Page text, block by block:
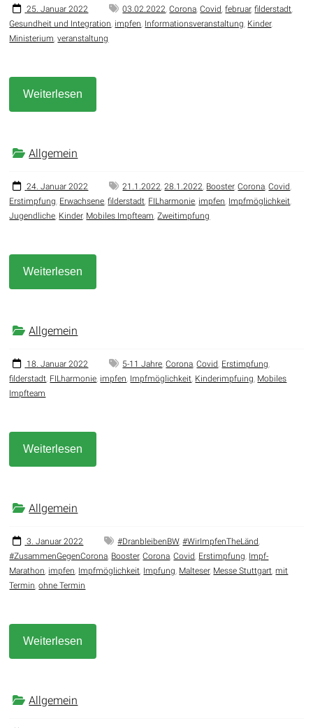
25. Januar 2022 03.02.2022,Corona,Covid ,februar,filderstadt,
Gesundheit und Integration, impfen, Informationsveranstaltung, Kinder,
Ministerium,veranstaltung
Weiterlesen
Allgemein
24. Januar 2022 21.1.2022,28.1.2022, Booster,Corona,Covid ,
Erstimpfung, Erwachsene,filderstadt, FILharmonie, impfen, Impfmöglichkeit,
Jugendliche, Kinder, Mobiles Impfteam,Zweitimpfung
Weiterlesen
Allgemein
18. Januar 2022 5-11 Jahre,Corona,Covid , Erstimpfung,
filderstadt, FILharmonie, impfen, Impfmöglichkeit, Kinderimpfuing, Mobiles
Impfteam
Weiterlesen
Allgemein
3. Januar 2022 #DranbleibenBW,#WirImpfenTheLänd ,
#ZusammenGegenCorona, Booster,Corona,Covid , Erstimpfung, Impf-
Marathon, impfen, Impfmöglichkeit, Impfung, Malteser, Messe Stuttgart,mit
Termin,ohne Termin
Weiterlesen
Allgemein